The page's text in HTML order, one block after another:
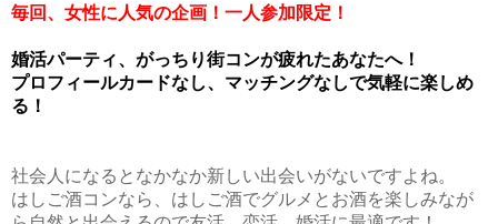
毎回、女性に人気の企画！ 一人参加限定！
婚活パーティ、がっちり街コンが疲れたあなたへ！
プロフィールカードなし、マッチングなしで気軽に楽しめ
る！
社会人になるとなかなか新しい出会いがないですよね。
はしご酒コンなら、はしご酒でグルメとお酒を楽しみなが